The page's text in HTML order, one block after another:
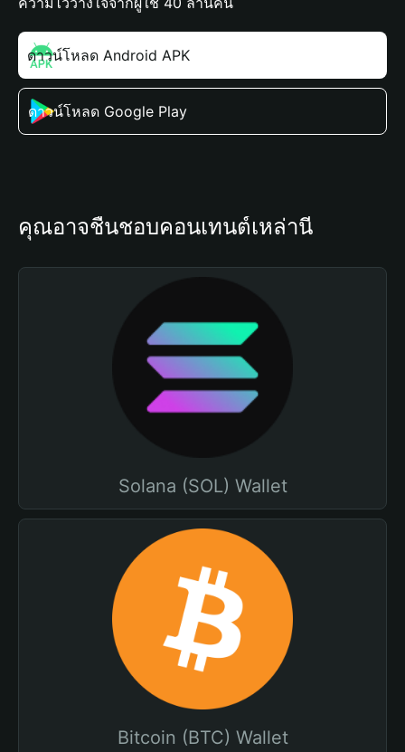
ดาวน์โหลด Android APK
ดาวน์โหลด Google Play
คุณอาจชื่นชอบคอนเทนต์เหล่านี้
Solana (SOL) Wallet
Bitcoin (BTC) Wallet